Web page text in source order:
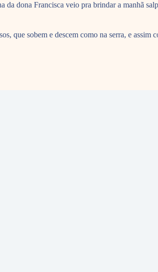
da dona Francisca veio pra brindar a manhã
que sobem e descem como na serra, e